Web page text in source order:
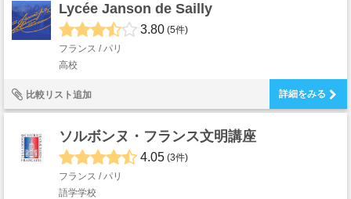
Lycée Janson de Sailly
3.80 (5件)
フランス / パリ
高校
比較リスト追加 詳細をみる
ソルボンヌ・フランス文明講座
4.05 (3件)
フランス / パリ
語学学校